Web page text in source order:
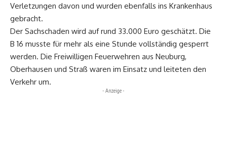
Verletzungen davon und wurden ebenfalls ins Krankenhaus
gebracht.
Der Sachschaden wird auf rund 33.000 Euro geschätzt. Die
B 16 musste für mehr als eine Stunde vollständig gesperrt
werden. Die Freiwilligen Feuerwehren aus Neuburg,
Oberhausen und Straß waren im Einsatz und leiteten den
Verkehr um.
- Anzeige -